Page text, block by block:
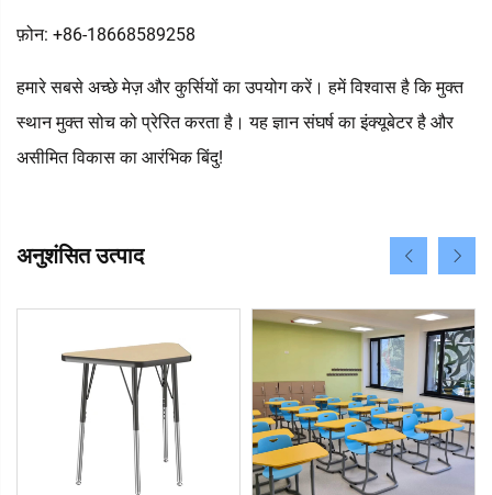
फ़ोन: +86-18668589258
हमारे सबसे अच्छे मेज़ और कुर्सियों का उपयोग करें। हमें विश्वास है कि मुक्त
स्थान मुक्त सोच को प्रेरित करता है। यह ज्ञान संघर्ष का इंक्यूबेटर है और
असीमित विकास का आरंभिक बिंदु!
अनुशंसित उत्पाद